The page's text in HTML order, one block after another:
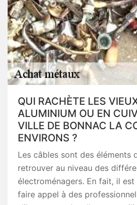
QUI RACHÈTE LES
ALUMINIUM OU EN
VILLE DE BONNAC LA
ENVIRONS ?
Les câbles sont des éléments
retrouver au niveau des
électroménagers. En fait, il
faire appel à des